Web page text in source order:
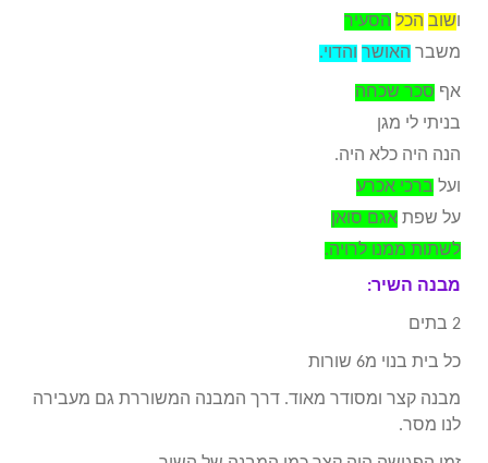
שוב הכל הסעיר
משבר האושר והדוי.
אף סכר שכחה
בניתי לי מגן
הנה היה כלא היה.
ועל ברכי אכרע
על שפת אגם סואן
לשתות ממנו לרויה.
מבנה השיר:
2 בתים
כל בית בנוי מ6 שורות
מבנה קצר ומסודר מאוד. דרך המבנה המשוררת גם מעבירה
לנו מסר.